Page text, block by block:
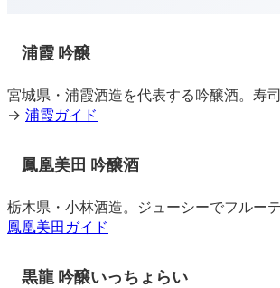
浦霞 吟醸
宮城県・浦霞酒造を代表する吟醸酒。寿
→ 浦霞ガイド
鳳凰美田 吟醸酒
栃木県・小林酒造。ジューシーでフルー
鳳凰美田ガイド
黒龍 吟醸いっちょらい